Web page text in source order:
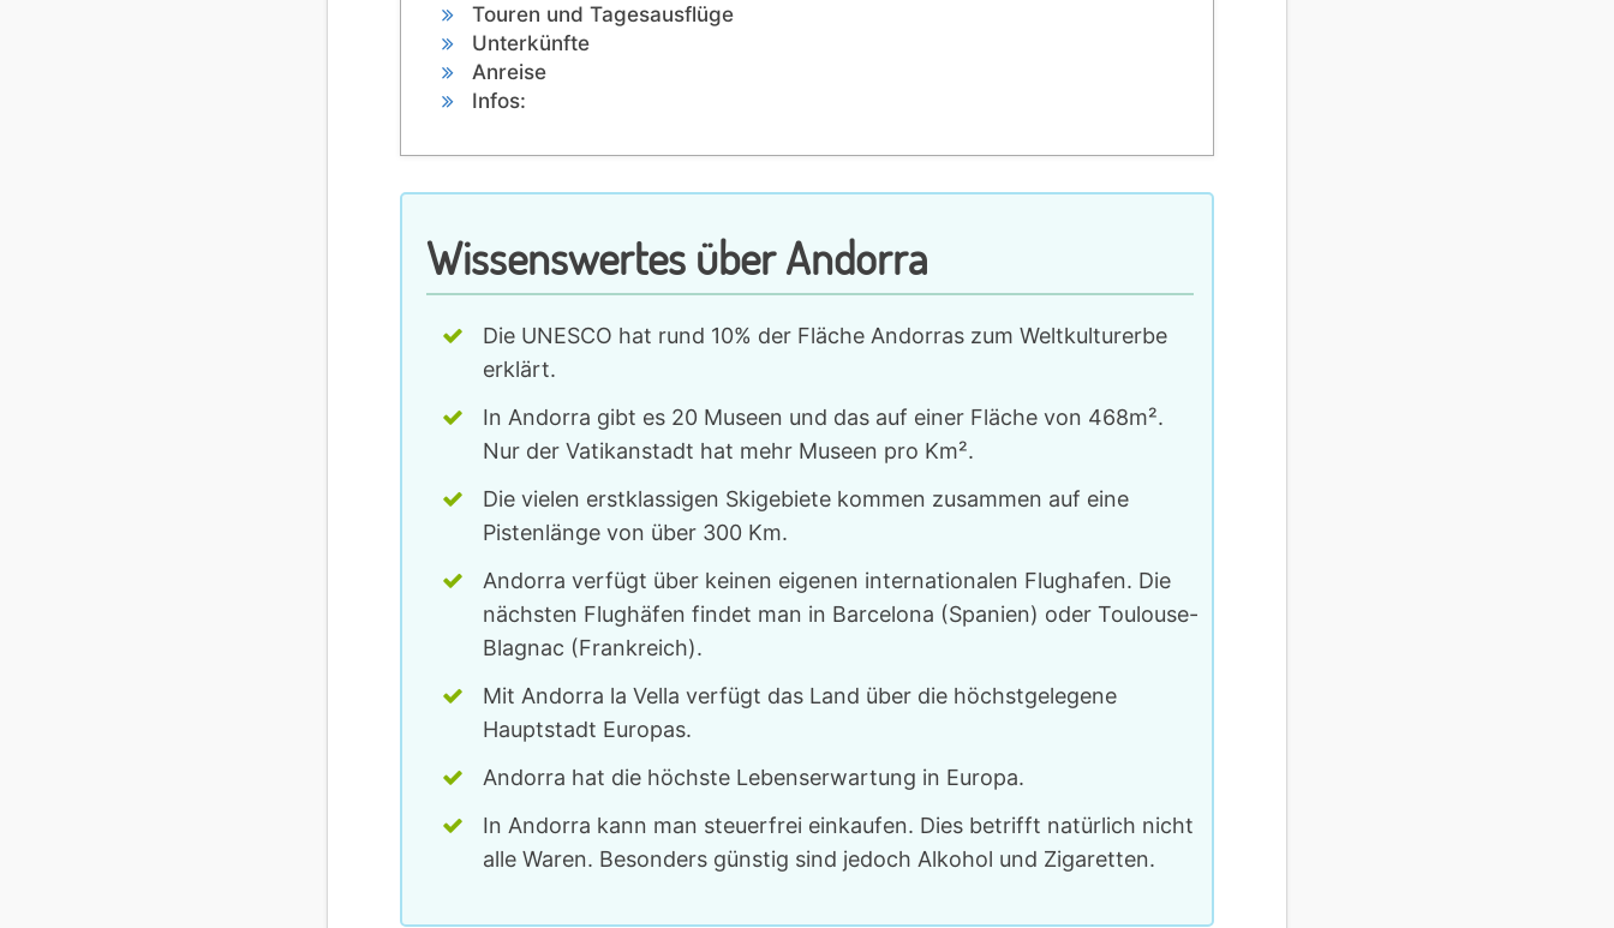
Touren und Tagesausflüge
Unterkünfte
Anreise
Infos:
Wissenswertes über Andorra
Die UNESCO hat rund 10% der Fläche Andorras zum Weltkulturerbe
erklärt.
In Andorra gibt es 20 Museen und das auf einer Fläche von 468m².
Nur der Vatikanstadt hat mehr Museen pro Km².
Die vielen erstklassigen Skigebiete kommen zusammen auf eine
Pistenlänge von über 300 Km.
Andorra verfügt über keinen eigenen internationalen Flughafen. Die
nächsten Flughäfen findet man in Barcelona (Spanien) oder Toulouse-
Blagnac (Frankreich).
Mit Andorra la Vella verfügt das Land über die höchstgelegene
Hauptstadt Europas.
Andorra hat die höchste Lebenserwartung in Europa.
In Andorra kann man steuerfrei einkaufen. Dies betrifft natürlich nicht
alle Waren. Besonders günstig sind jedoch Alkohol und Zigaretten.